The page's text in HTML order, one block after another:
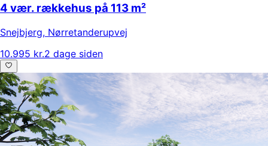
4 vær. rækkehus på 113 m²
Snejbjerg, Nørretanderupvej
10.995 kr.2 dage siden